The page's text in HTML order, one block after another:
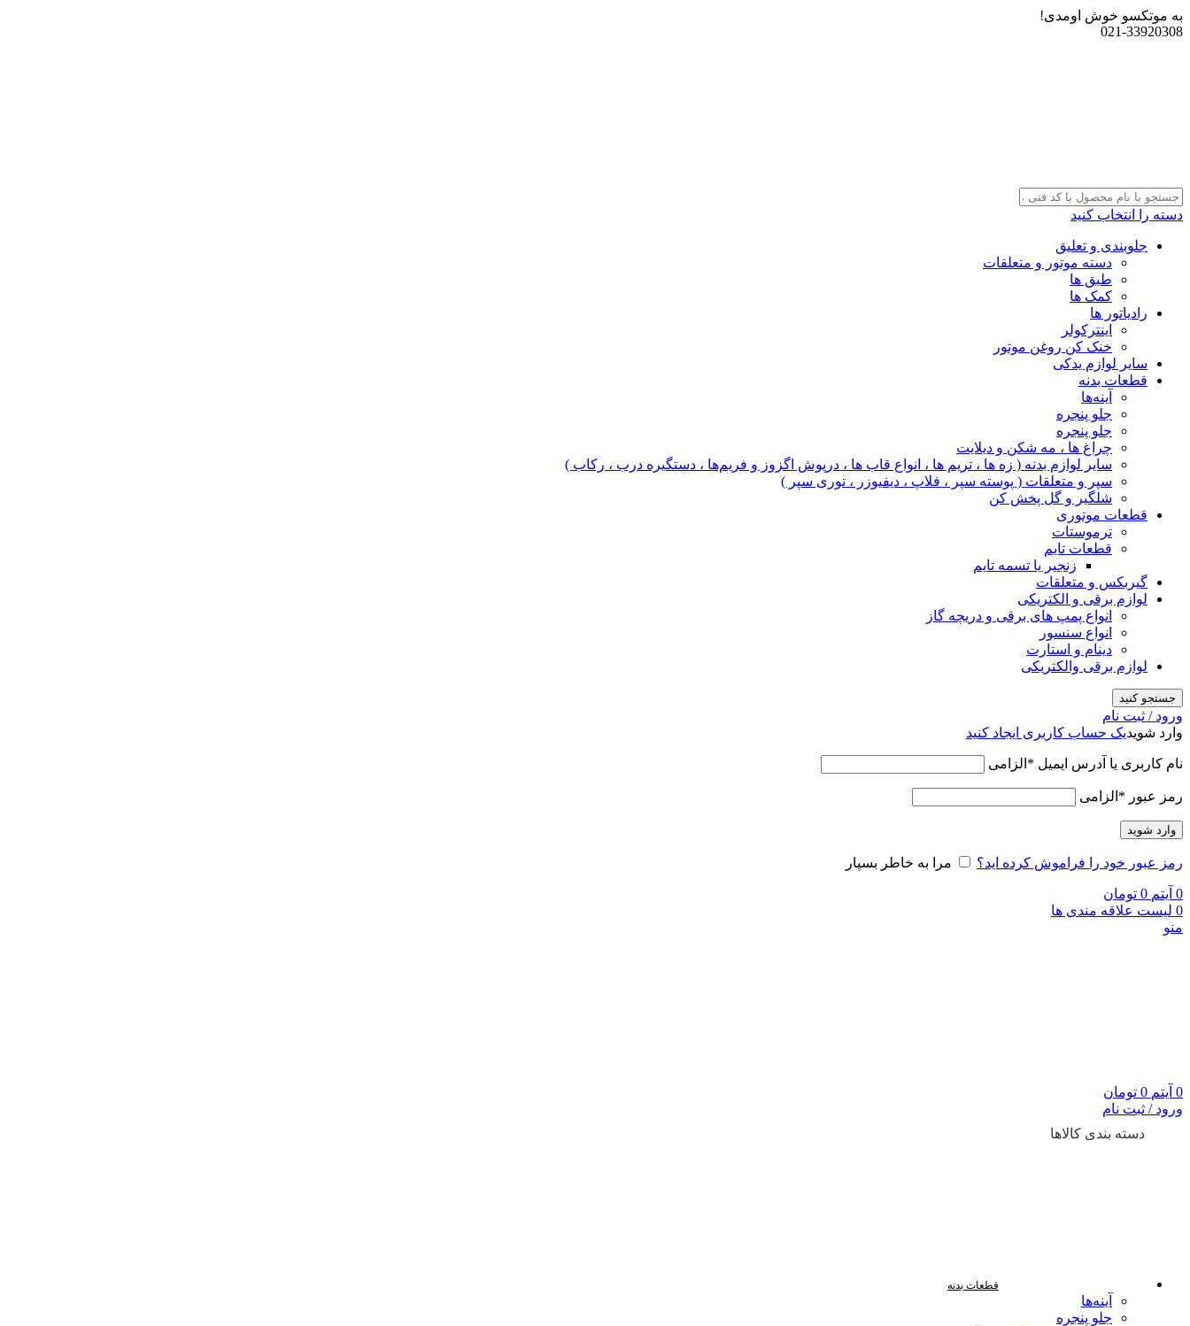
به موتکسو خوش اومدی!
021-33920308
دسته را انتخاب کنید
جلوبندی و تعلیق
دسته موتور و متعلقات
طبق ها
کمک ها
رادیاتور ها
اینترکولر
خنک کن روغن موتور
سایر لوازم یدکی
قطعات بدنه
آینه‌ها
جلو پنجره
جلو پنجره
چراغ‌ ها ، مه‌ شکن و دیلایت
سایر لوازم بدنه ( زه ها ، تریم ها ، انواع قاب ها ، درپوش اگزوز و فریم‌ها ، دستگیره درب ، رکاب )
سپر و متعلقات ( پوسته سپر ، فلاپ ، دیفیوزر ، توری سپر )
شلگیر و گل‌ پخش‌ کن
قطعات موتوری
ترموستات
قطعات تایم
زنجیر یا تسمه تایم
گیربکس و متعلقات
لوازم برقی و الکتریکی
انواع پمپ های برقی و دریچه گاز
انواع سنسور
دینام و استارت
لوازم برقی والکتریکی
جستجو کنید
ورود / ثبت نام
وارد شویدیک حساب کاربری ایجاد کنید
نام کاربری یا آدرس ایمیل * الزامی
رمز عبور * الزامی
وارد شوید
رمز عبور خود را فراموش کرده اید؟ مرا به خاطر بسپار
0 آیتم 0 تومان
0 لیست علاقه مندی ها
منو
0 آیتم 0 تومان
ورود / ثبت نام
دسته بندی کالاها
قطعات بدنه
آینه‌ها
جلو پنجره